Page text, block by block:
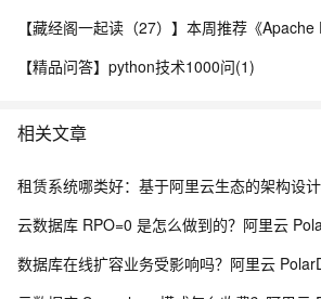
【精品问答】python技术1000问(1)
相关文章
租赁系统哪类好：基于阿里云生态的架构设